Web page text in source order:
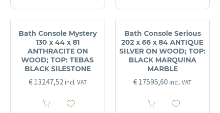
Bath Console Mystery
130 x 44 x 81
ANTHRACITE ON
WOOD; TOP: TEBAS
BLACK SILESTONE
€13247,52 incl. VAT
Bath Console Serious
202 x 66 x 84 ANTIQUE
SILVER ON WOOD; TOP:
BLACK MARQUINA
MARBLE
€ 17595,60 incl. VAT